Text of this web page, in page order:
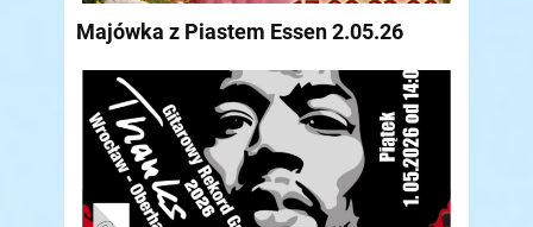
Majówka z Piastem Essen 2.05.26